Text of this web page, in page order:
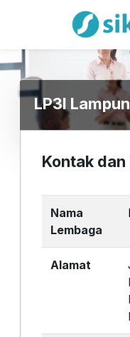
LP3I
Kontak
Nama
Lembaga
Alamat